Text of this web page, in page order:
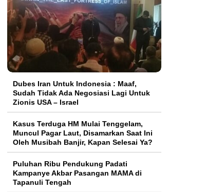
Dubes Iran Untuk Indonesia : Maaf,
Sudah Tidak Ada Negosiasi Lagi Untuk
Zionis USA – Israel
Kasus Terduga HM Mulai Tenggelam,
Muncul Pagar Laut, Disamarkan Saat Ini
Oleh Musibah Banjir, Kapan Selesai Ya?
Puluhan Ribu Pendukung Padati
Kampanye Akbar Pasangan MAMA di
Tapanuli Tengah